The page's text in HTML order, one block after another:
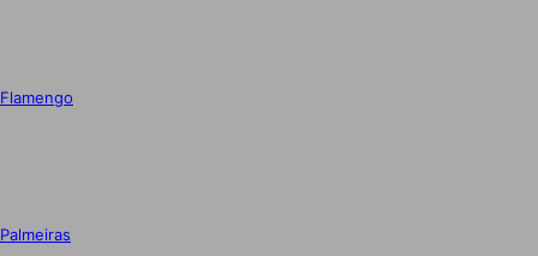
Flamengo
Palmeiras